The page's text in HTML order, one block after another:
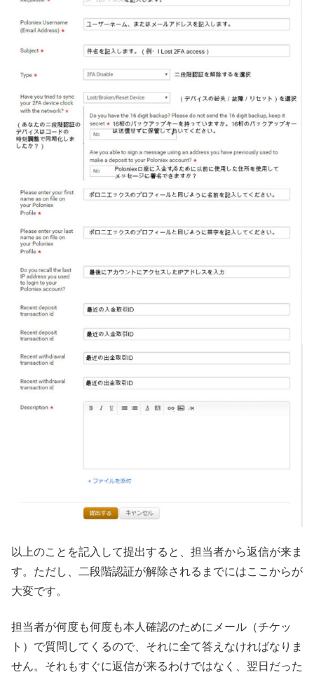
以上のことを記入して提出すると、担当者から返信が来ま
す。ただし、二段階認証が解除されるまでにはここからが
大変です。
担当者が何度も何度も本人確認のためにメール（チケッ
ト）で質問してくるので、それに全て答えなければなりま
せん。それもすぐに返信が来るわけではなく、翌日だった